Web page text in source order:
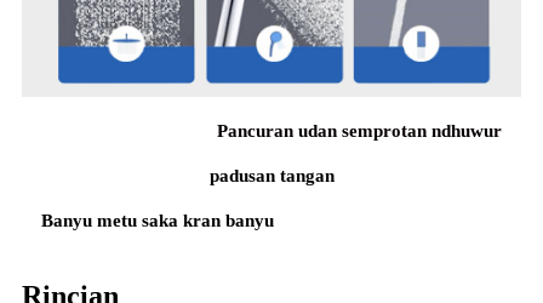
Pancuran udan semprotan ndhuwur
padusan tangan
Banyu metu saka kran banyu
Rincian